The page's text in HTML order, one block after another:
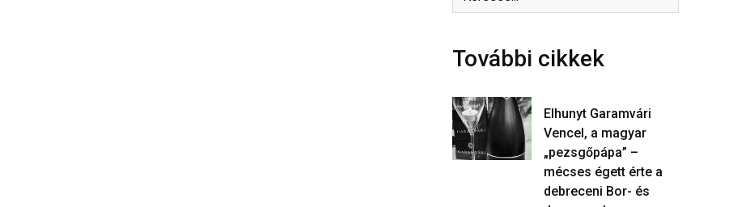
További cikkek
Elhunyt Garamvári
Vencel, a magyar
„pezsgőpápa” –
mécses égett érte a
debreceni Bor- és